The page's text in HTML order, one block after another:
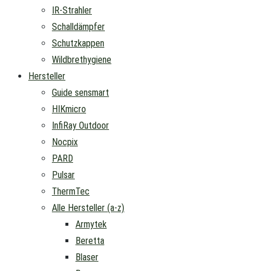
IR-Strahler
Schalldämpfer
Schutzkappen
Wildbrethygiene
Hersteller
Guide sensmart
HIKmicro
InfiRay Outdoor
Nocpix
PARD
Pulsar
ThermTec
Alle Hersteller (a-z)
Armytek
Beretta
Blaser